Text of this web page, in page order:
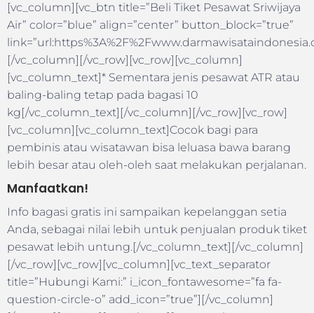
[vc_column][vc_btn title=”Beli Tiket Pesawat Sriwijaya
Air” color=”blue” align=”center” button_block=”true”
[/vc_column][/vc_row][vc_row][vc_column]
[vc_column_text]* Sementara jenis pesawat ATR atau
baling-baling tetap pada bagasi 10
kg[/vc_column_text][/vc_column][/vc_row][vc_row]
[vc_column][vc_column_text]Cocok bagi para
pembinis atau wisatawan bisa leluasa bawa barang
lebih besar atau oleh-oleh saat melakukan perjalanan.
Manfaatkan!
Info bagasi gratis ini sampaikan kepelanggan setia
Anda, sebagai nilai lebih untuk penjualan produk tiket
pesawat lebih untung.[/vc_column_text][/vc_column]
[/vc_row][vc_row][vc_column][vc_text_separator
title=”Hubungi Kami:” i_icon_fontawesome=”fa fa-
question-circle-o” add_icon=”true”][/vc_column]